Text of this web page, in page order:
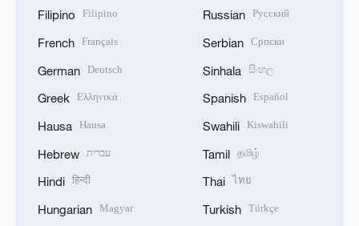
Filipino Filipino
French Français
German Deutsch
Greek Ελληνικά
Hausa Hausa
Hebrew עברית
Hindi हिन्दी
Hungarian Magyar
Russian Русский
Serbian Српски
Sinhala සිංහල
Spanish Español
Swahili Kiswahili
Tamil தமிழ்
Thai ไทย
Turkish Türkçe